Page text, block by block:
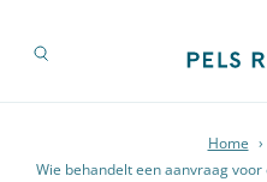
Home ›
Wie behandelt een aanvraag